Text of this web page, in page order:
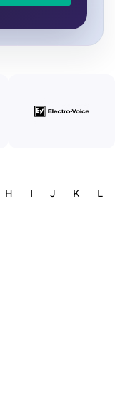
H I J K L